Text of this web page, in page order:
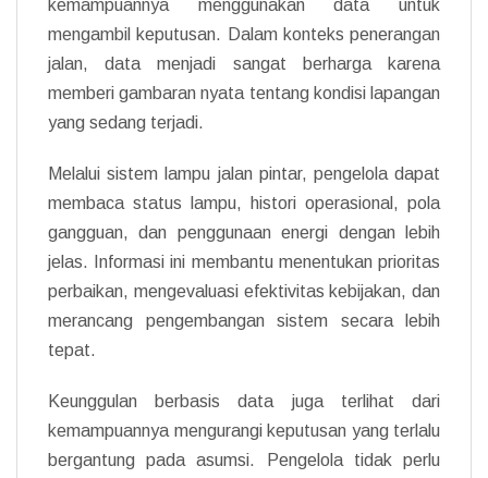
kemampuannya menggunakan data untuk
mengambil keputusan. Dalam konteks penerangan
jalan, data menjadi sangat berharga karena
memberi gambaran nyata tentang kondisi lapangan
yang sedang terjadi.
Melalui sistem lampu jalan pintar, pengelola dapat
membaca status lampu, histori operasional, pola
gangguan, dan penggunaan energi dengan lebih
jelas. Informasi ini membantu menentukan prioritas
perbaikan, mengevaluasi efektivitas kebijakan, dan
merancang pengembangan sistem secara lebih
tepat.
Keunggulan berbasis data juga terlihat dari
kemampuannya mengurangi keputusan yang terlalu
bergantung pada asumsi. Pengelola tidak perlu